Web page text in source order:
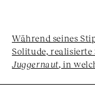
Während seines
Solitude, realisierte
Juggernaut, in